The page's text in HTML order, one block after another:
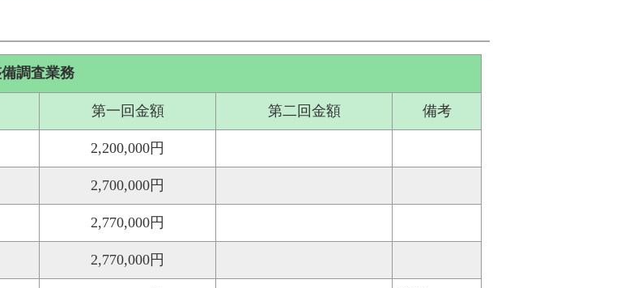
調査業務
第一回金額 第二回金額 備考
2,200,000円
2,700,000円
2,770,000円
2,770,000円